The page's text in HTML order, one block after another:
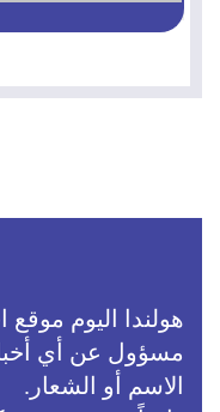
هولندا اليوم موقع
مسؤول عن أي
الاسم أو الشعار.